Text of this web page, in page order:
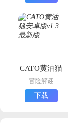
CATO黄油猫
安卓版
冒险解谜
下载